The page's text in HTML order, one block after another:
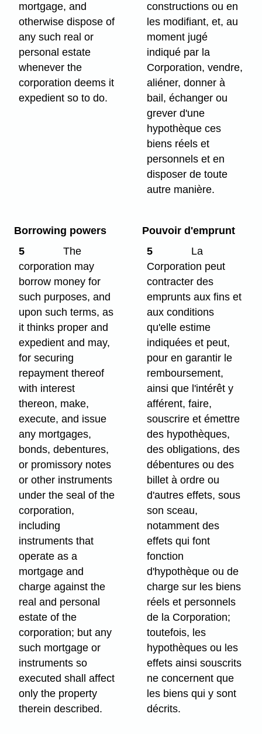
mortgage, and
otherwise dispose of
any such real or
personal estate
whenever the
corporation deems it
expedient so to do.
constructions ou en
les modifiant, et, au
moment jugé
indiqué par la
Corporation, vendre,
aliéner, donner à
bail, échanger ou
grever d'une
hypothèque ces
biens réels et
personnels et en
disposer de toute
autre manière.
Borrowing powers
5
The
corporation may
borrow money for
such purposes, and
upon such terms, as
it thinks proper and
expedient and may,
for securing
repayment thereof
with interest
thereon, make,
execute, and issue
any mortgages,
bonds, debentures,
or promissory notes
or other instruments
under the seal of the
corporation,
including
instruments that
operate as a
mortgage and
charge against the
real and personal
estate of the
corporation; but any
such mortgage or
instruments so
executed shall affect
only the property
therein described.
Pouvoir d'emprunt
5
La
Corporation peut
contracter des
emprunts aux fins et
aux conditions
qu'elle estime
indiquées et peut,
pour en garantir le
remboursement,
ainsi que l'intérêt y
afférent, faire,
souscrire et émettre
des hypothèques,
des obligations, des
débentures ou des
billet à ordre ou
d'autres effets, sous
son sceau,
notamment des
effets qui font
fonction
d'hypothèque ou de
charge sur les biens
réels et personnels
de la Corporation;
toutefois, les
hypothèques ou les
effets ainsi souscrits
ne concernent que
les biens qui y sont
décrits.